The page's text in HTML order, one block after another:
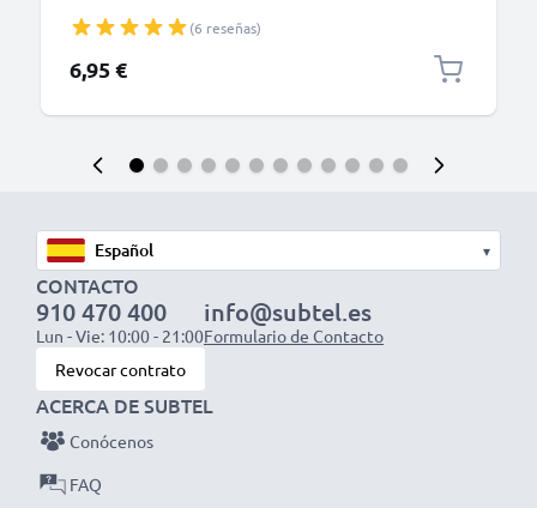
cargador USB tipo C(6 reseñas)
6,95 €
▾
CONTACTO
910 470 400
Lun - Vie: 10:00 - 21:00
info@subtel.es
Formulario de Contacto
Revocar contrato
ACERCA DE SUBTEL
Conócenos
FAQ